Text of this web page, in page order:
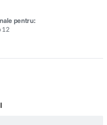
pentru:
12